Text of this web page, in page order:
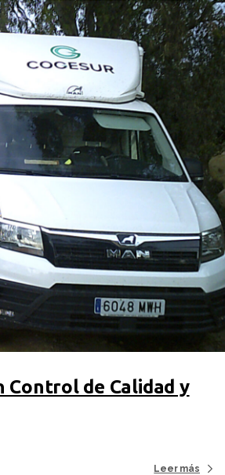
Control de Calidad y
Leer más